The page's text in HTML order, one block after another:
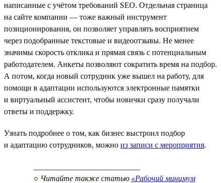
написанные с учётом требований SEO. Отдельная страница
на сайте компании — тоже важный инструмент
позиционирования, он позволяет управлять восприятием
через подобранные текстовые и видеоотзывы. Не менее
значимы скорость отклика и прямая связь с потенциальным
работодателем. Анкеты позволяют сократить время на подбор.
А потом, когда новый сотрудник уже вышел на работу, для
помощи в адаптации используются электронные памятки
и виртуальный ассистент, чтобы новички сразу получали
ответы и поддержку.
Узнать подробнее о том, как бизнес выстроил подбор
и адаптацию сотрудников, можно из записи с мероприятия.
○ Читайте также статью «Рабочий минимум